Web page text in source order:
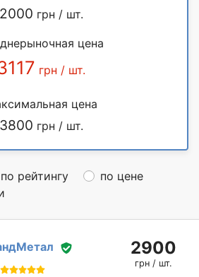
2000 грн / шт.
цена
грн / шт.
цена
3800 грн / шт.
по рейтингу
по цене
2900
грн / шт.